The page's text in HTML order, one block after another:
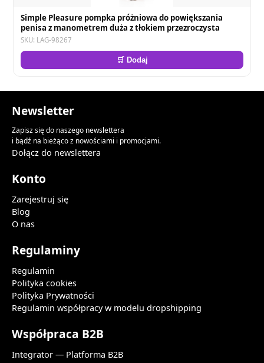
Simple Pleasure pompka próżniowa do powiększania
penisa z manometrem duża z tłokiem przezroczysta
SKU: LAG-98267
🛒 Dodaj
Newsletter
Zapisz się do naszego newslettera
i bądź na bieżąco z nowościami i promocjami.
Dołącz do newslettera
Konto
Zarejestruj się
Blog
O nas
Regulaminy
Regulamin
Polityka cookies
Polityka Prywatności
Regulamin współpracy w modelu dropshipping
Współpraca B2B
Integrator — Platforma B2B